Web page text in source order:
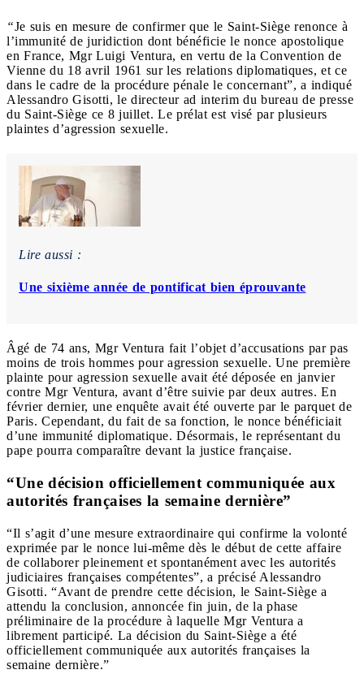
“Je suis en mesure de confirmer que le Saint-Siège renonce à
l’immunité de juridiction dont bénéficie le nonce apostolique
en France, Mgr Luigi Ventura, en vertu de la Convention de
Vienne du 18 avril 1961 sur les relations diplomatiques, et ce
dans le cadre de la procédure pénale le concernant”, a indiqué
Alessandro Gisotti, le directeur ad interim du bureau de presse
du Saint-Siège ce 8 juillet. Le prélat est visé par plusieurs
plaintes d’agression sexuelle.
Lire aussi :
Une sixième année de pontificat bien éprouvante
Âgé de 74 ans, Mgr Ventura fait l’objet d’accusations par pas
moins de trois hommes pour agression sexuelle. Une première
plainte pour agression sexuelle avait été déposée en janvier
contre Mgr Ventura, avant d’être suivie par deux autres. En
février dernier, une enquête avait été ouverte par le parquet de
Paris. Cependant, du fait de sa fonction, le nonce bénéficiait
d’une immunité diplomatique. Désormais, le représentant du
pape pourra comparaître devant la justice française.
“Une décision officiellement communiquée aux
autorités françaises la semaine dernière”
“Il s’agit d’une mesure extraordinaire qui confirme la volonté
exprimée par le nonce lui-même dès le début de cette affaire
de collaborer pleinement et spontanément avec les autorités
judiciaires françaises compétentes”, a précisé Alessandro
Gisotti. “Avant de prendre cette décision, le Saint-Siège a
attendu la conclusion, annoncée fin juin, de la phase
préliminaire de la procédure à laquelle Mgr Ventura a
librement participé. La décision du Saint-Siège a été
officiellement communiquée aux autorités françaises la
semaine dernière.”